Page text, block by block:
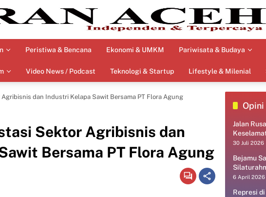
Peristiwa & Bencana Ekonomi & UMKM Pariwisata & Budaya
Video News / Podcast Teknologi & Startup Lifestyle & Milenial
dan Industri Kelapa Sawit Bersama PT Flora Agung
Sektor Agribisnis dan
Bersama PT Flora Agung
Opini
Jalan
30 Juli 2026
Bejamu
6 April 2026
Represi